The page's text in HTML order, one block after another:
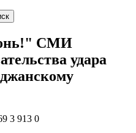
СМИ
удара
3 913 0